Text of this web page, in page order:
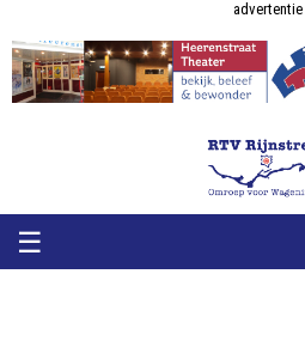
advertentie
☰